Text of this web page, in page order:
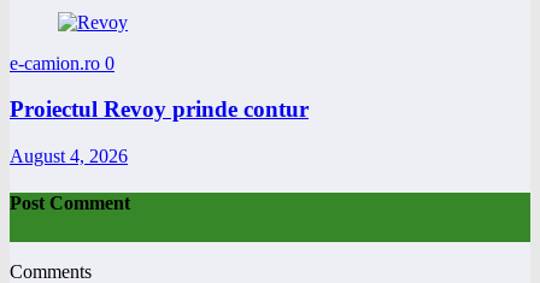
e-camion.ro 0
Proiectul Revoy prinde contur
August 4, 2026
Post Comment
Comments